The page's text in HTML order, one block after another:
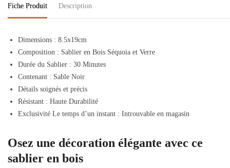
Fiche Produit Description
Dimensions : 8.5x19cm
Composition : Sablier en Bois Séquoia et Verre
Durée du Sablier : 30 Minutes
Contenant : Sable Noir
Détails soignés et précis
Résistant : Haute Durabilité
Exclusivité Le temps d’un instant : Introuvable en magasin
Osez une décoration élégante avec ce
sablier en bois